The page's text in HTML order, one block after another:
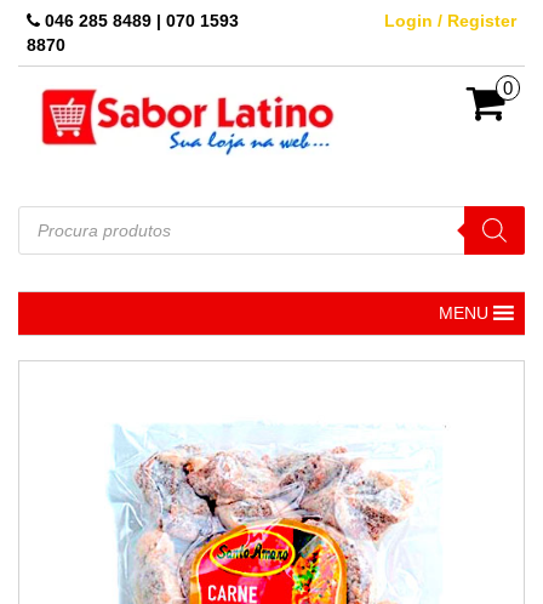
Skip
046 285 8489 | 070 1593
8870
Login / Register
0
Pesquisar
produtos
MENU